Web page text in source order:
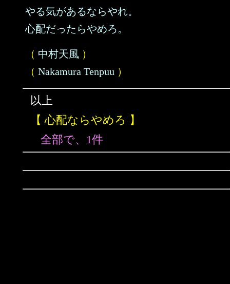
やる気があるならやれ。
心配だったらやめろ。
（ 中村天風 ）
（ Nakamura Tenpuu ）
以上
【 心配ならやめろ 】
全部で、1件